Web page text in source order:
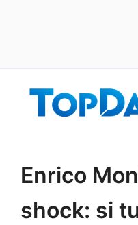
Enrico
shock: si